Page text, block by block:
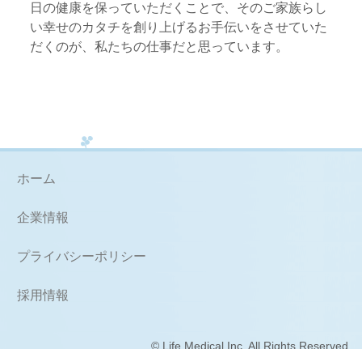
日の健康を保っていただくことで、そのご家族らし
い幸せのカタチを創り上げるお手伝いをさせていた
だくのが、私たちの仕事だと思っています。
ホーム
企業情報
プライバシーポリシー
採用情報
© Life Medical Inc. All Rights Reserved.